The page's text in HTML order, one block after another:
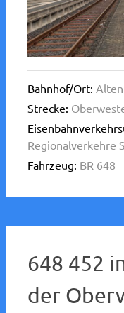
Bahnhof/Ort:
Strecke:
Regionalverkehre
Fahrzeug: BR 648
648 452
der